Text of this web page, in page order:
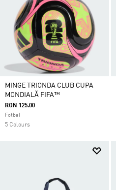
MINGE TRIONDA CLUB CUPA
MONDIALĂ FIFA™
RON 125.00
Fotbal
5 Colours